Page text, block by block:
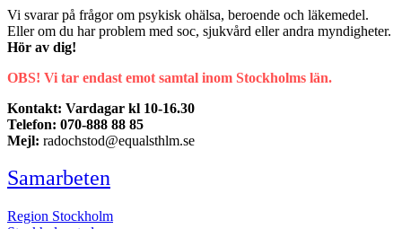
Vi svarar på frågor om psykisk ohälsa, beroende och läkemedel.
Eller om du har problem med soc, sjukvård eller andra myndigheter.
Hör av dig!
OBS! Vi tar endast emot samtal inom Stockholms län.
Kontakt: Vardagar kl 10-16.30
Telefon: 070-888 88 85
Mejl: radochstod@equalsthlm.se
Samarbeten
Region Stockholm